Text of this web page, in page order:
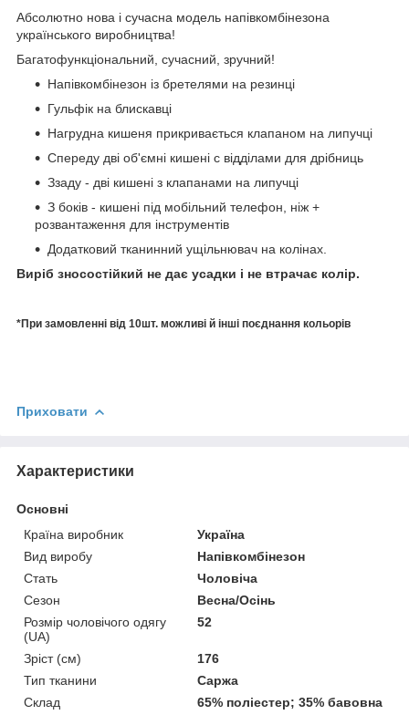
Абсолютно нова і сучасна модель напівкомбінезона
українського виробництва!
Багатофункціональний, сучасний, зручний!
Напівкомбінезон із бретелями на резинці
Гульфік на блискавці
Нагрудна кишеня прикривається клапаном на липучці
Спереду дві об'ємні кишені с відділами для дрібниць
Ззаду - дві кишені з клапанами на липучці
З боків - кишені під мобільний телефон, ніж +
розвантаження для інструментів
Додатковий тканинний ущільнювач на колінах.
Виріб зносостійкий не дає усадки і не втрачає колір.
*При замовленні від 10шт. можливі й інші поєднання кольорів
Приховати
Характеристики
Основні
Країна виробник
Україна
Вид виробу
Напівкомбінезон
Стать
Чоловіча
Сезон
Весна/Осінь
Розмір чоловічого одягу
(UA)
52
Зріст (см)
176
Тип тканини
Саржа
Склад
65% поліестер; 35% бавовна